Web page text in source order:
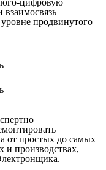
цифровую
взаимосвязь
продвинутого
от простых до самых
и производствах,